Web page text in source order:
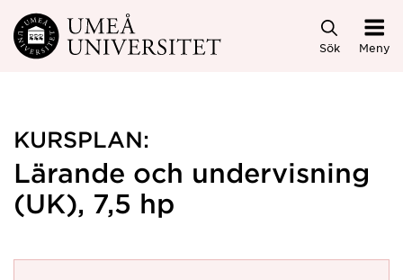
Hoppa direkt till innehållet
Sök Meny
KURSPLAN:
Lärande och undervisning
(UK), 7,5 hp